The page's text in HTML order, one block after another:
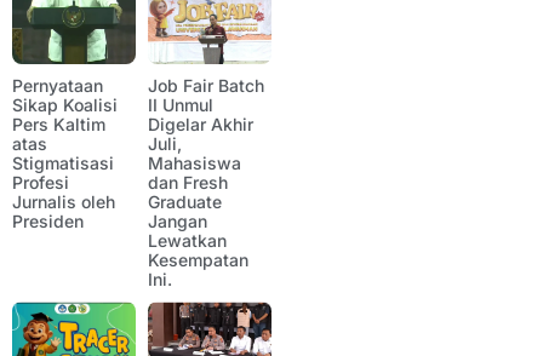
Pernyataan
Sikap Koalisi
Pers Kaltim
atas
Stigmatisasi
Profesi
Jurnalis oleh
Presiden
Job Fair Batch
II Unmul
Digelar Akhir
Juli,
Mahasiswa
dan Fresh
Graduate
Jangan
Lewatkan
Kesempatan
Ini.